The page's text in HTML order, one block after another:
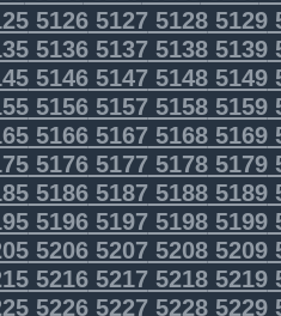
5126512751285129
5136513751385139
5146514751485149
5156515751585159
5166516751685169
5176517751785179
5186518751885189
5196519751985199
5206520752085209
5216521752185219
5226522752285229